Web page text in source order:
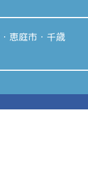
恵庭市・千歳